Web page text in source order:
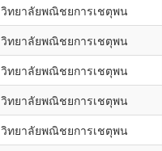
วิทยาลัยพณิชยการเชตุพน
วิทยาลัยพณิชยการเชตุพน
วิทยาลัยพณิชยการเชตุพน
วิทยาลัยพณิชยการเชตุพน
วิทยาลัยพณิชยการเชตุพน